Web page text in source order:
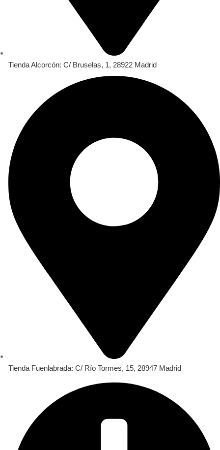
Tienda Alcorcón: C/ Bruselas, 1, 28922 Madrid
Tienda Fuenlabrada: C/ Río Tormes, 15, 28947 Madrid